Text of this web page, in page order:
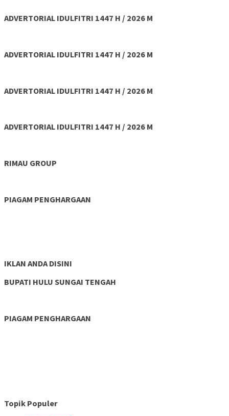
ADVERTORIAL IDULFITRI 1447 H / 2026 M
ADVERTORIAL IDULFITRI 1447 H / 2026 M
ADVERTORIAL IDULFITRI 1447 H / 2026 M
ADVERTORIAL IDULFITRI 1447 H / 2026 M
RIMAU GROUP
PIAGAM PENGHARGAAN
IKLAN ANDA DISINI
BUPATI HULU SUNGAI TENGAH
PIAGAM PENGHARGAAN
Topik Populer